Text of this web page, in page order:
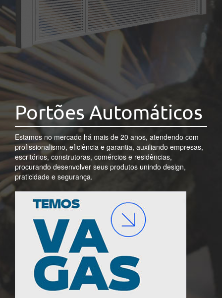
Portões Automáticos
Estamos no mercado há mais de 20 anos, atendendo com
profissionalismo, eficiência e garantia, auxiliando empresas,
escritórios, construtoras, comércios e residências,
procurando desenvolver seus produtos unindo design,
praticidade e segurança.